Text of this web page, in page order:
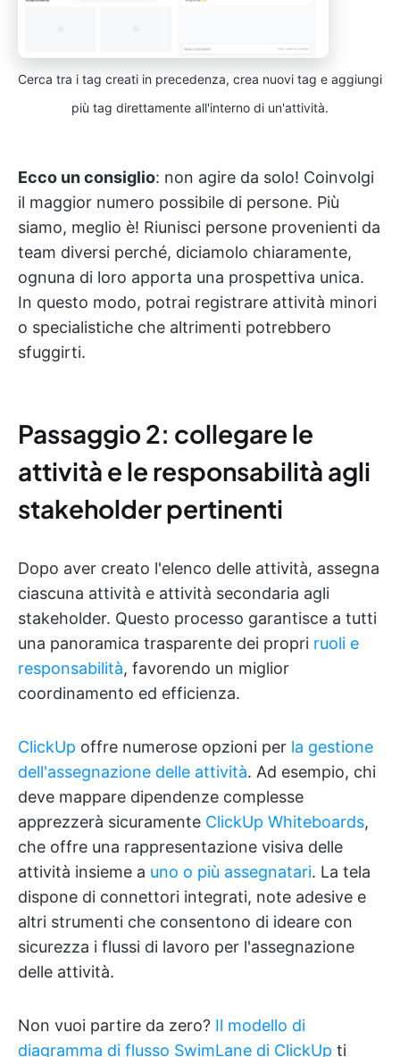
Cerca tra i tag creati in precedenza, crea nuovi tag e aggiungi
più tag direttamente all'interno di un'attività.
Ecco un consiglio: non agire da solo! Coinvolgi
il maggior numero possibile di persone. Più
siamo, meglio è! Riunisci persone provenienti da
team diversi perché, diciamolo chiaramente,
ognuna di loro apporta una prospettiva unica.
In questo modo, potrai registrare attività minori
o specialistiche che altrimenti potrebbero
sfuggirti.
Passaggio 2: collegare le
attività e le responsabilità agli
stakeholder pertinenti
Dopo aver creato l'elenco delle attività, assegna
ciascuna attività e attività secondaria agli
stakeholder. Questo processo garantisce a tutti
una panoramica trasparente dei propri ruoli e
responsabilità, favorendo un miglior
coordinamento ed efficienza.
ClickUp offre numerose opzioni per la gestione
dell'assegnazione delle attività. Ad esempio, chi
deve mappare dipendenze complesse
apprezzerà sicuramente ClickUp Whiteboards,
che offre una rappresentazione visiva delle
attività insieme a uno o più assegnatari. La tela
dispone di connettori integrati, note adesive e
altri strumenti che consentono di ideare con
sicurezza i flussi di lavoro per l'assegnazione
delle attività.
Non vuoi partire da zero? Il modello di
diagramma di flusso SwimLane di ClickUp ti